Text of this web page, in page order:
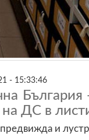
- 15:33:46
ДС в
и